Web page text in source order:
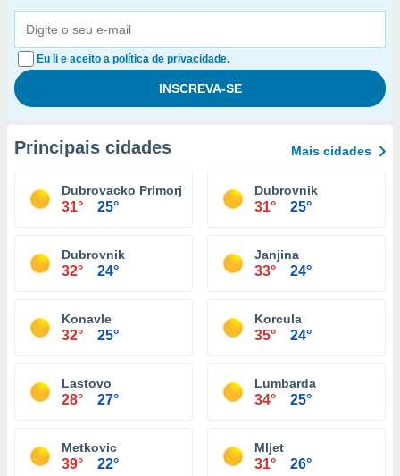
Eu li e aceito a política de privacidade.
Principais cidades Mais cidades
Dubrovacko Primorje
31° 25°
Dubrovnik
31° 25°
Dubrovnik
32° 24°
Janjina
33° 24°
Konavle
32° 25°
Korcula
35° 24°
Lastovo
28° 27°
Lumbarda
34° 25°
Metkovic
39° 22°
Mljet
31° 26°